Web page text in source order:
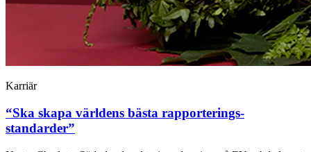
Karriär
“Ska skapa världens bästa rapporterings­
standarder”